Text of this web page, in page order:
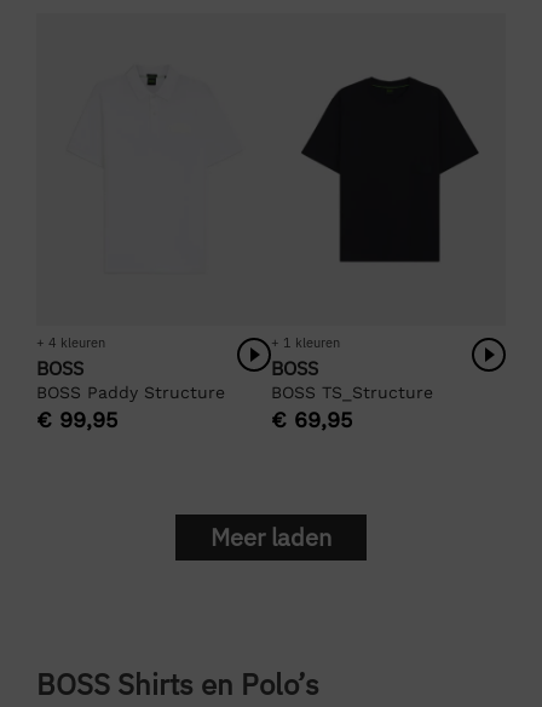
+ 4 kleuren
BOSS
BOSS Paddy Structure
€ 99,95
+ 1 kleuren
BOSS
BOSS TS_Structure
€ 69,95
Meer laden
BOSS Shirts en Polo’s